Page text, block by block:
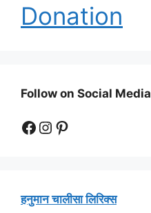
Donation
Follow on Social Media
Facebook
Instagram
Pinterest
हनुमान चालीसा लिरिक्स